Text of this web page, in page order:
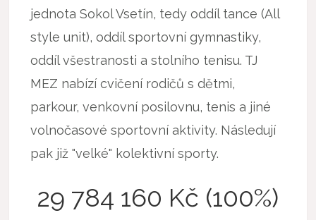
jednota Sokol Vsetín, tedy oddíl tance (All
style unit), oddíl sportovní gymnastiky,
oddíl všestranosti a stolního tenisu. TJ
MEZ nabízí cvičení rodičů s dětmi,
parkour, venkovní posilovnu, tenis a jiné
volnočasové sportovní aktivity. Následují
pak již "velké" kolektivní sporty.
29 784 160 Kč (100%)